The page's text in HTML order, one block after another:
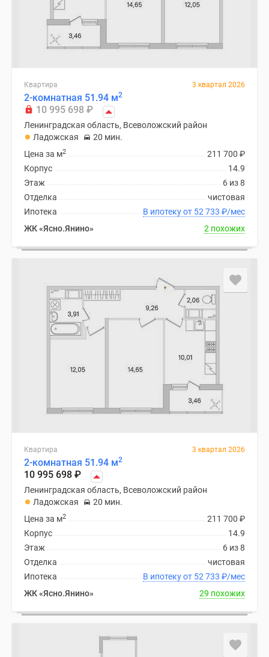
Квартира 3 квартал 2026
2-комнатная 51.94 м2
10 995 698 ₽
Ленинградская область, Всеволожский район
Ладожская
20 мин.
211 700 ₽
Цена за м2
14.9
Корпус
6 из 8
Этаж
чистовая
Отделка
В ипотеку от 52 733 ₽/мес
Ипотека
ЖК «Ясно.Янино»
2 похожих
Квартира 3 квартал 2026
2-комнатная 51.94 м2
10 995 698 ₽
Ленинградская область, Всеволожский район
Ладожская
20 мин.
211 700 ₽
Цена за м2
14.9
Корпус
6 из 8
Этаж
чистовая
Отделка
В ипотеку от 52 733 ₽/мес
Ипотека
ЖК «Ясно.Янино»
29 похожих